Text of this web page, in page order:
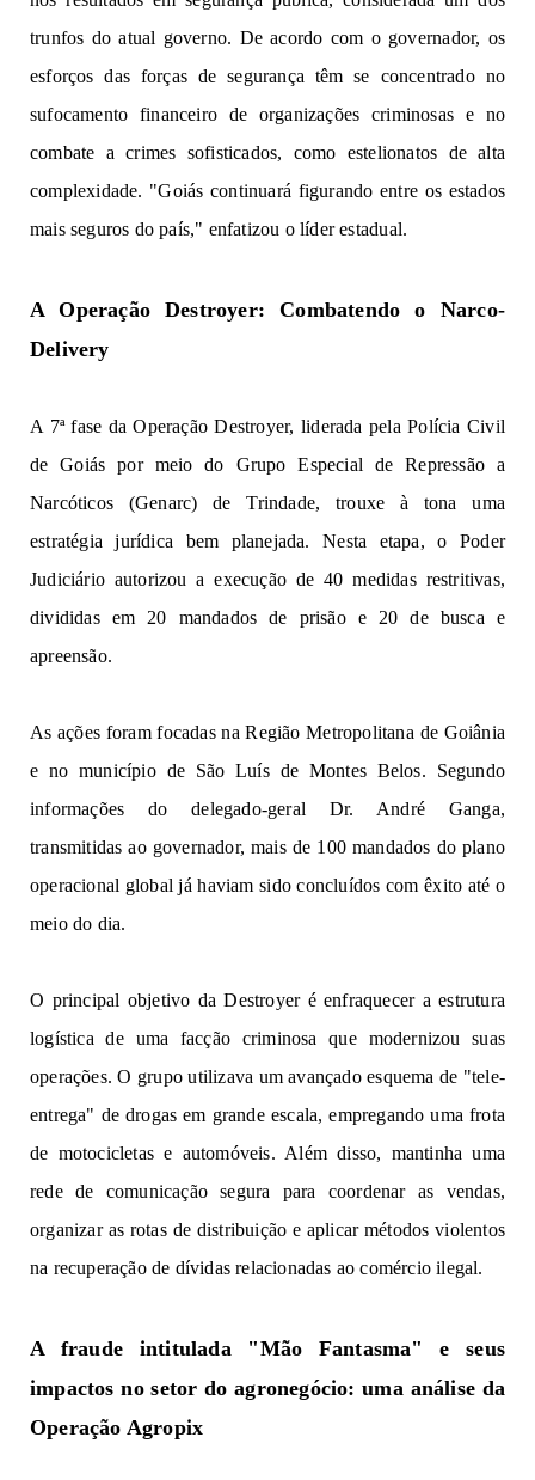
trunfos do atual governo. De acordo com o governador, os
esforços das forças de segurança têm se concentrado no
sufocamento financeiro de organizações criminosas e n o
combate a crimes sofisticados, como estelionatos de alta
complexidade. "Goiás continuará figurando entre os estados
mais seguros do país," enfatizou o líder estadual.
A Operação Destroyer: Combatendo o Narco-
Delivery
A 7ª fase da Operação Destroyer, liderada pela Polícia Civil
de Goiás por meio do Grupo Especial de Repressão a
Narcóticos (Genarc) de Trindade,
trouxe à tona uma
estratégia jurídica bem planejada. Nesta etapa, o Poder
Judiciário autorizou a execução de 40 medidas restritivas,
divididas em 20 mandados de prisão e 20 de busca e
apreensão.
Asações foramfocadasna Região Metropolitana de Goiânia
e no municípiode São Luís de Montes Belos. Segundo
informações do delegado-geral Dr. André Ganga,
transmitidasao governador, mais de 100 mandados do plano
operacional globaljá haviam sido concluídos comêxito até o
meio do dia.
O principal objetivo da Destroyer éenfraquecer a estrutura
logística de uma facção criminosa que modernizou suas
operações. O grupoutilizava umavançadoesquema de "tele-
entrega" dedrogas em grandeescala, empregando uma frota
de motocicletas e automóveis. Além disso, mantinha uma
rede de comunicaçãosegura para coordenar as vendas,
organizar as rotas de distribuição e aplicarmétodos violentos
na recuperação de dívidasrelacionadas aocomércioilegal.
A fraude intitulada "Mão Fantasma" e seus
impactos no setor
Operação Agropix